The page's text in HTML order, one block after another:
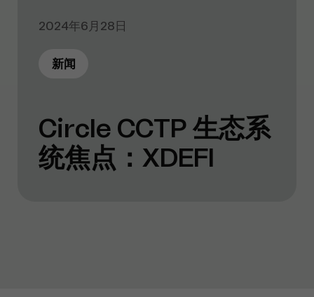
2024年6月28日
新闻
Circle CCTP 生态系
统焦点：XDEFI